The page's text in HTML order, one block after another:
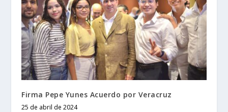
Firma Pepe Yunes Acuerdo por Veracruz
25 de abril de 2024